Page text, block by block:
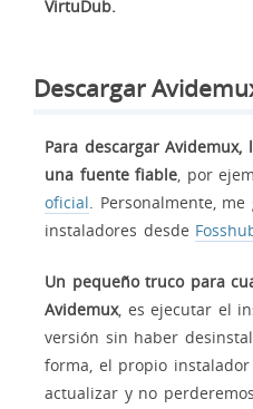
VirtuDub.
Descargar
Para descargar
una fuente fiable, por
oficial. Personalmente,
instaladores desde
Un pequeño truco para
Avidemux, es ejecutar el
versión sin haber
forma, el propio
actualizar y no